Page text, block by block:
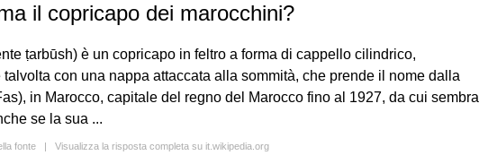
il copricapo dei marocchini?
ṭarbūsh) è un copricapo in feltro a forma di cappello cilindrico,
con una nappa attaccata alla sommità, che prende il nome dalla
in Marocco, capitale del regno del Marocco fino al 1927, da cui sembra
se la sua ...
fonte | Visualizza la risposta completa su it.wikipedia.org